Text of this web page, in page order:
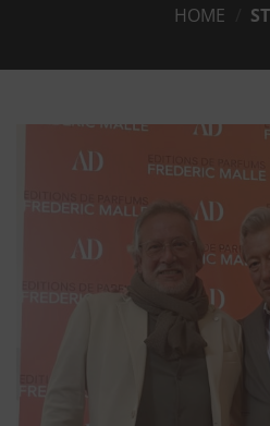
HOME